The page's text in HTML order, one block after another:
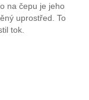
na čepu je jeho
uprostřed. To
tok.